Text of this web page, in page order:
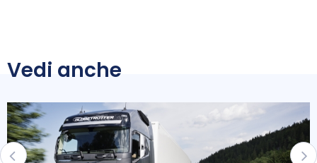
Vedi anche